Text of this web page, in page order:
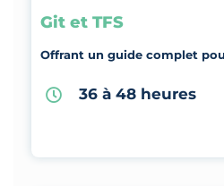
Git et TFS
Offrant un guide complet
36 à 48 heures